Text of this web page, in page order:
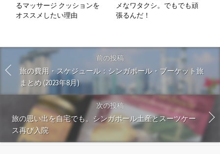
るマッサージ クッションを
オススメしたい理由
メなワタクシ。でもでも頑
張るんだ！
前の投稿
旅の費用・スケジュール：シンガポール・プーケット旅
まとめ (2023年8月)
次の投稿
旅の思い出を自宅でも。シンガポール土産とスーツケー
ス再び入院